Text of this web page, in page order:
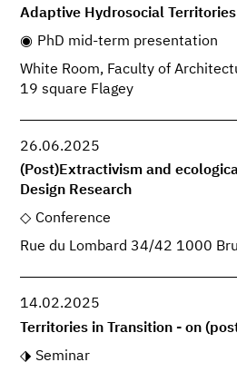
Adaptive Hydrosocial Territories
PhD mid-term presentation
White Room, Faculty of
19 square Flagey
26.06.2025
(Post)Extractivism and
Design Research
Conference
Rue du Lombard 34/42 1000
14.02.2025
Territories in Transition - on
Seminar